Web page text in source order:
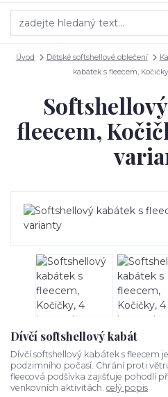
Úvod Dětské softshellové oblečení
kabátek s fleecem,
fleecem,
Dívčí softshellový kabát
Dívčí softshellový kabátek s fleecem
podzimního počasí. Chrání proti
fleecová podšívka zajišťuje pohodlí
venkovních aktivitách. celý popis